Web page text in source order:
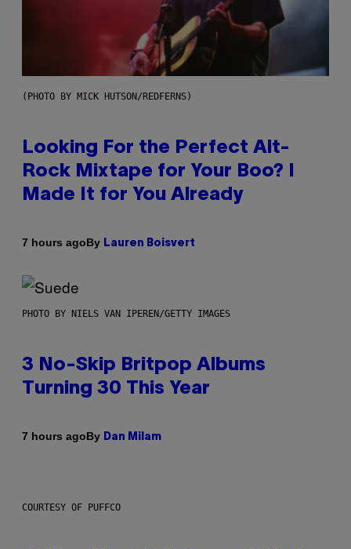
(PHOTO BY MICK HUTSON/REDFERNS)
Looking For the Perfect Alt-
Rock Mixtape for Your Boo? I
Made It for You Already
7 hours agoBy Lauren Boisvert
PHOTO BY NIELS VAN IPEREN/GETTY IMAGES
3 No-Skip Britpop Albums
Turning 30 This Year
7 hours agoBy Dan Milam
COURTESY OF PUFFCO